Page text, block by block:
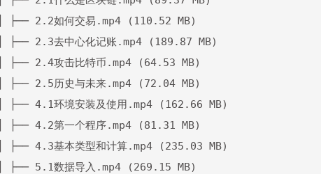
│ ├── 2.2如何交易.mp4 (110.52 MB)
│ ├── 2.3去中心化记账.mp4 (189.87 MB)
│ ├── 2.4攻击比特币.mp4 (64.53 MB)
│ ├── 2.5历史与未来.mp4 (72.04 MB)
│ ├── 4.1环境安装及使用.mp4 (162.66 MB)
│ ├── 4.2第一个程序.mp4 (81.31 MB)
│ ├── 4.3基本类型和计算.mp4 (235.03 MB)
│ ├── 5.1数据导入.mp4 (269.15 MB)